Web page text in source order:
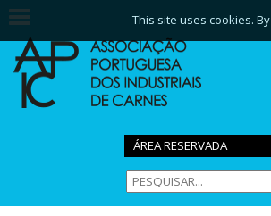
ÁREA RESERVADA
This site uses cookies.